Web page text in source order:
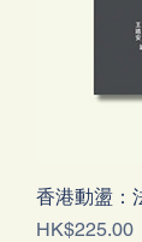
香港動盪：
價格
HK$225.00